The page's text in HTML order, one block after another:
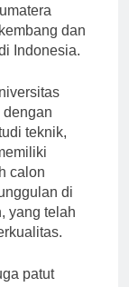
dan
Indonesia.
dengan
teknik,
calon
di
yang telah
patut